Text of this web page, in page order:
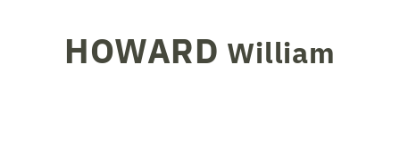
HOWARD William